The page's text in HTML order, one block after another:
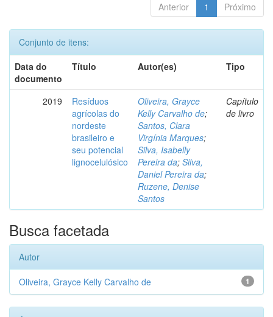
Anterior 1 Próximo
Conjunto de itens:
Data do
documento
Título Autor(es) Tipo
2019
Resíduos
agrícolas do
nordeste
brasileiro e
seu potencial
lignocelulósico
Oliveira, Grayce
Kelly Carvalho de;
Santos, Clara
Virgínia Marques;
Silva, Isabelly
Pereira da; Silva,
Daniel Pereira da;
Ruzene, Denise
Santos
Capítulo
de livro
Busca facetada
Autor
1
Oliveira, Grayce Kelly Carvalho de